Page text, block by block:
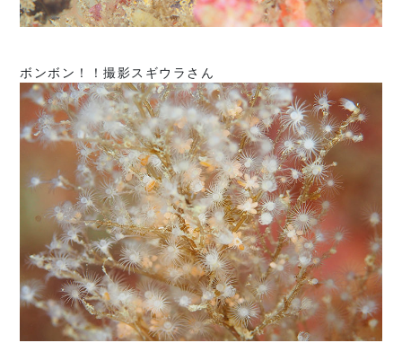
ボンボン！！撮影スギウラさん